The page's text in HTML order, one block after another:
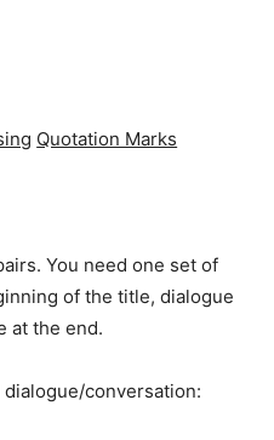
Quotation Marks
You need one set of
of the title, dialogue
at the end.
conversation: